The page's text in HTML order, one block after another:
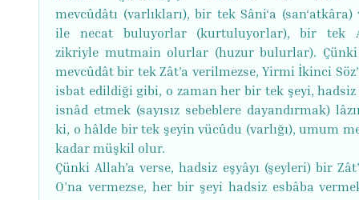
mevcûdâtı (varlıkları), bir tek Sâni‘a (san‘atkâra)
ile necat buluyorlar (kurtuluyorlar), bir tek
zikriyle mutmain olurlar (huzur bulurlar). Çünki
mevcûdât bir tek Zât’a verilmezse, Yirmi İkinci
isbat edildiği gibi, o zaman her bir tek şeyi, hadsiz
isnâd etmek (sayısız sebeblere dayandırmak)
ki, o hâlde bir tek şeyin vücûdu (varlığı), umum
kadar müşkil olur.
Çünki Allah’a verse, hadsiz eşyâyı (şeyleri) bir
O’na vermezse, her bir şeyi hadsiz esbâba